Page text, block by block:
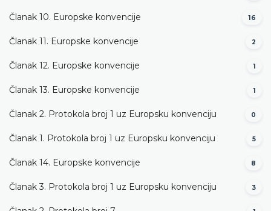
Članak 10. Europske konvencije 16
Članak 11. Europske konvencije 2
Članak 12. Europske konvencije 1
Članak 13. Europske konvencije 1
Članak 2. Protokola broj 1 uz Europsku konvenciju 0
Članak 1. Protokola broj 1 uz Europsku konvenciju 5
Članak 14. Europske konvencije 8
Članak 3. Protokola broj 1 uz Europsku konvenciju 3